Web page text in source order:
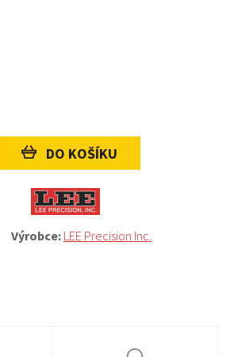
Výrobce: LEE Precision Inc.
DO KOŠÍKU